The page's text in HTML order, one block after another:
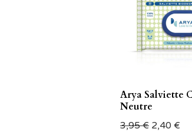
Arya Salviette
Neutre
3,95€ 2,40 €